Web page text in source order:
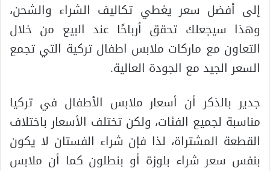
إلى أفضل سعر يغطي تكاليف الشراء والشحن،
وهذا سيجعلك تحقق أرباحًا عند البيع من خلال
التعاون مع ماركات ملابس اطفال تركية التي تجمع
السعر الجيد مع الجودة العالية.
جدير بالذكر أن أسعار ملابس الأطفال في تركيا
مناسبة لجميع الفئات، ولكن تختلف الأسعار باختلاف
القطعة المشتراة، لذا فإن شراء الفستان لا يكون
بنفس سعر شراء بلوزة أو بنطلون كما أن ملابس